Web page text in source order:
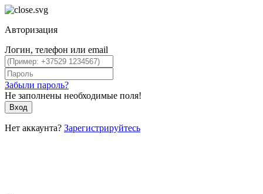
Авторизация
Логин, телефон или email
Забыли пароль?
Не заполнены необходимые поля!
Вход
Нет аккаунта? Зарегистрируйтесь